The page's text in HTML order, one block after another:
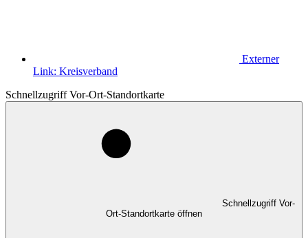
Externer
Link: Kreisverband
Schnellzugriff Vor-Ort-Standortkarte
Schnellzugriff Vor-
Ort-Standortkarte öffnen